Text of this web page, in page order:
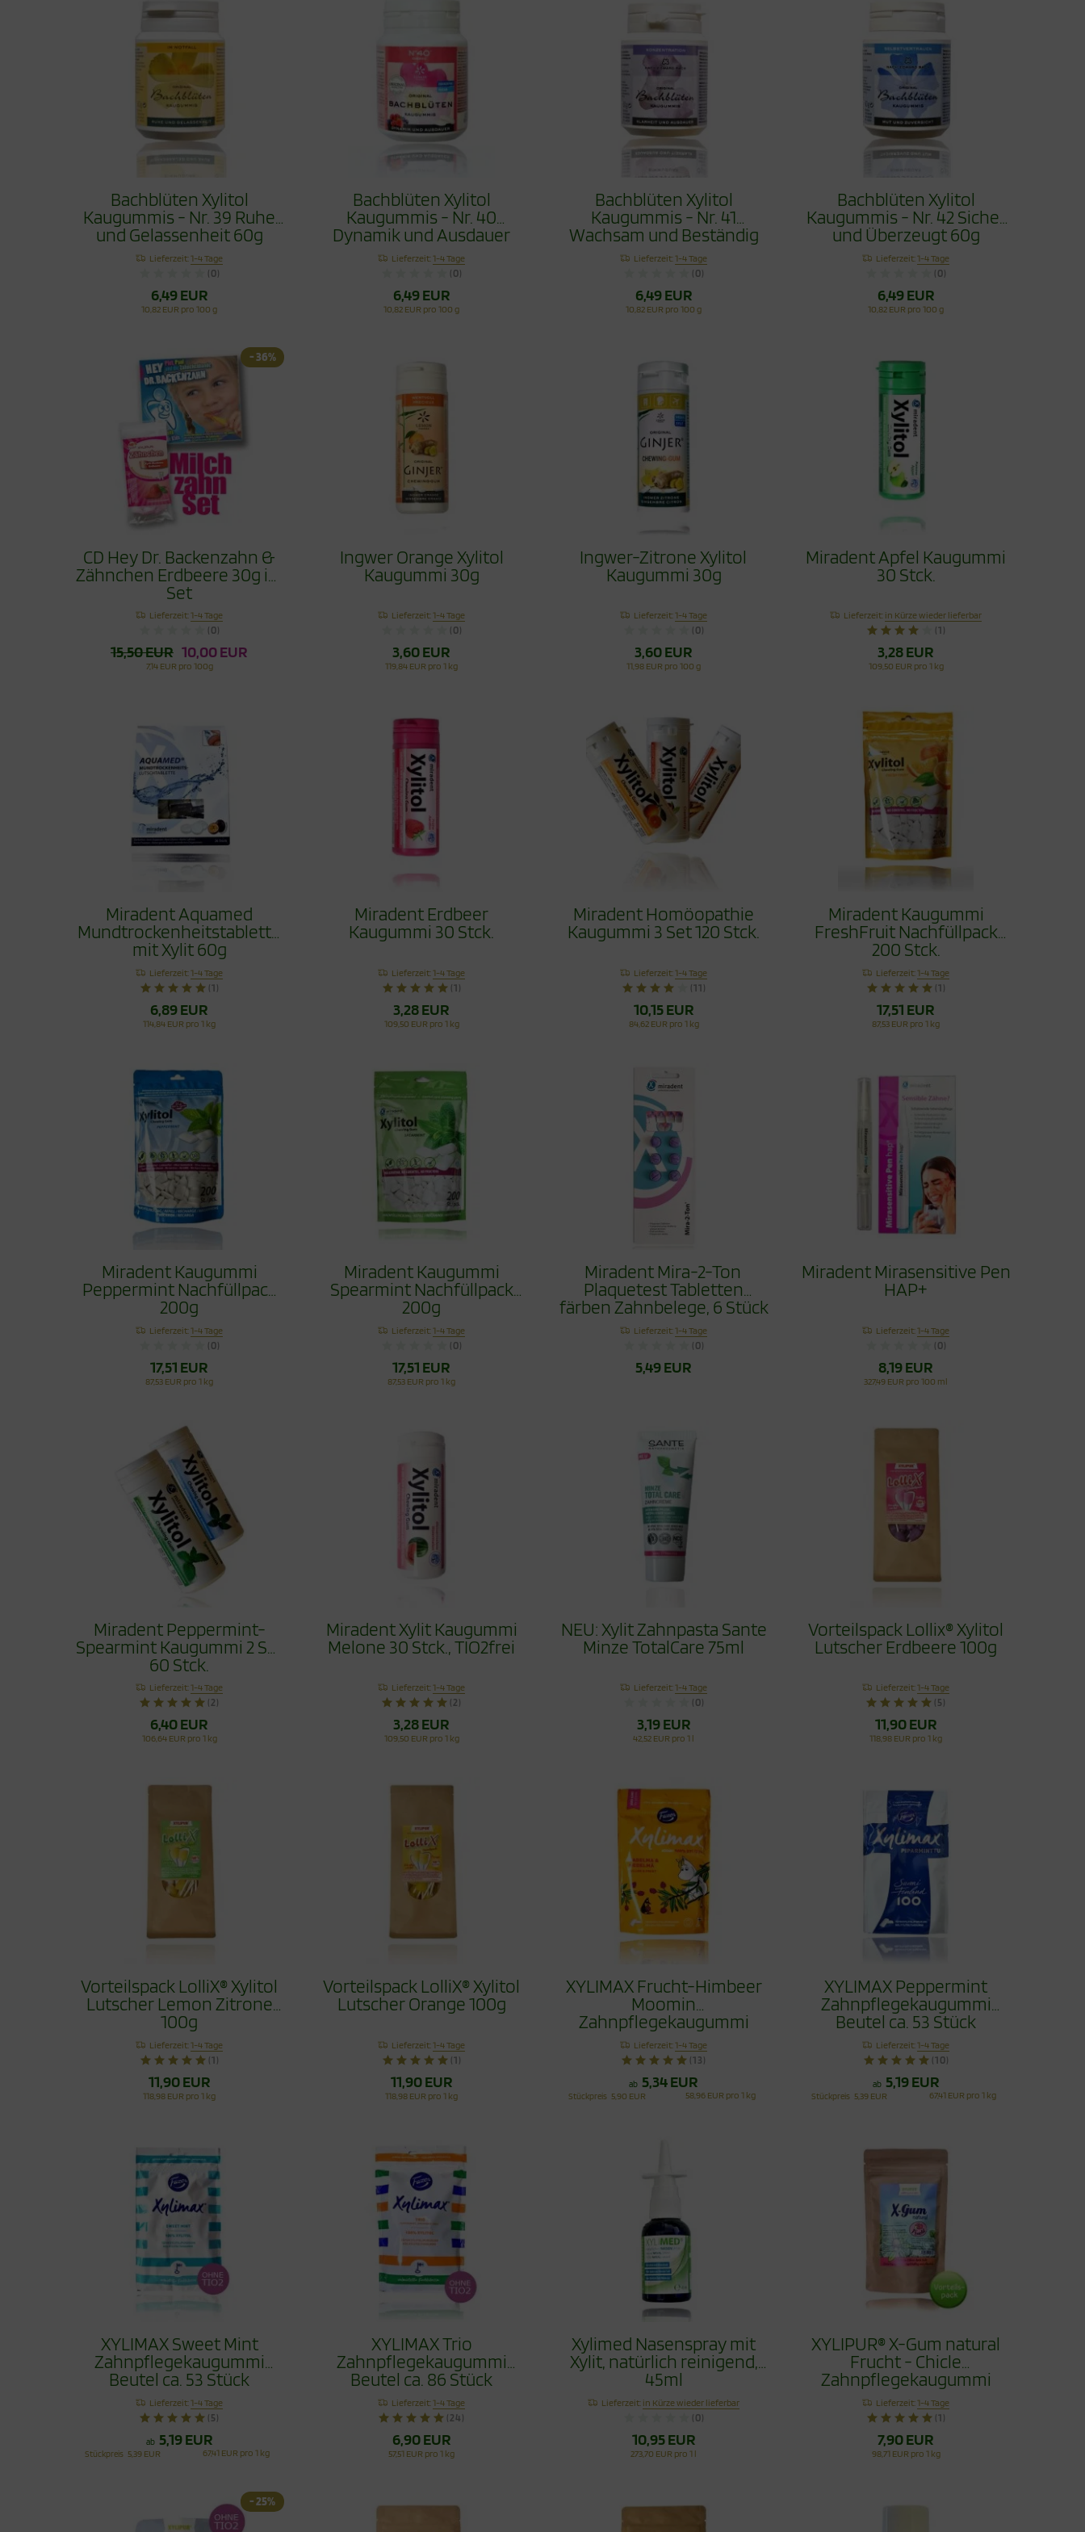
Bachblüten Xylitol
Kaugummis - Nr. 39 Ruhe
und Gelassenheit 60g
Lieferzeit:1-4 Tage
(0)
6,49 EUR
10,82 EUR pro 100 g
Bachblüten Xylitol
Kaugummis - Nr. 40
Dynamik und Ausdauer
60g
Lieferzeit:1-4 Tage
(0)
6,49 EUR
10,82 EUR pro 100 g
Bachblüten Xylitol
Kaugummis - Nr. 41
Wachsam und Beständig
60g
Lieferzeit:1-4 Tage
(0)
6,49 EUR
10,82 EUR pro 100 g
Bachblüten Xylitol
Kaugummis - Nr. 42 Sicher
und Überzeugt 60g
Lieferzeit:1-4 Tage
(0)
6,49 EUR
10,82 EUR pro 100 g
CD Hey Dr. Backenzahn &
Zähnchen Erdbeere 30g im
Set
Lieferzeit:1-4 Tage
(0)
15,50 EUR 10,00 EUR
- 36%
7,14 EUR pro 100g
Ingwer Orange Xylitol
Kaugummi 30g
Lieferzeit:1-4 Tage
(0)
3,60 EUR
119,84 EUR pro 1 kg
Ingwer-Zitrone Xylitol
Kaugummi 30g
Lieferzeit:1-4 Tage
(0)
3,60 EUR
11,98 EUR pro 100 g
Miradent Apfel Kaugummi
30 Stck.
Lieferzeit: in Kürze wieder lieferbar
(1)
3,28 EUR
109,50 EUR pro 1 kg
Miradent Aquamed
Mundtrockenheitstablette
mit Xylit 60g
Lieferzeit:1-4 Tage
(1)
6,89 EUR
114,84 EUR pro 1 kg
Miradent Erdbeer
Kaugummi 30 Stck.
Lieferzeit:1-4 Tage
(1)
3,28 EUR
109,50 EUR pro 1 kg
Miradent Homöopathie
Kaugummi 3 Set 120 Stck.
Lieferzeit:1-4 Tage
(11)
10,15 EUR
84,62 EUR pro 1 kg
Miradent Kaugummi
FreshFruit Nachfüllpack
200 Stck.
Lieferzeit:1-4 Tage
(1)
17,51 EUR
87,53 EUR pro 1 kg
Miradent Kaugummi
Peppermint Nachfüllpack
200g
Lieferzeit:1-4 Tage
(0)
17,51 EUR
87,53 EUR pro 1 kg
Miradent Kaugummi
Spearmint Nachfüllpack
200g
Lieferzeit:1-4 Tage
(0)
17,51 EUR
87,53 EUR pro 1 kg
Miradent Mira-2-Ton
Plaquetest Tabletten
färben Zahnbelege, 6 Stück
Lieferzeit:1-4 Tage
(0)
5,49 EUR
Miradent Mirasensitive Pen
HAP+
Lieferzeit:1-4 Tage
(0)
8,19 EUR
327,49 EUR pro 100 ml
Miradent Peppermint-
Spearmint Kaugummi 2 Set
60 Stck.
Lieferzeit:1-4 Tage
(2)
6,40 EUR
106,64 EUR pro 1 kg
Miradent Xylit Kaugummi
Melone 30 Stck., TIO2frei
Lieferzeit:1-4 Tage
(2)
3,28 EUR
109,50 EUR pro 1 kg
NEU: Xylit Zahnpasta Sante
Minze TotalCare 75ml
Lieferzeit:1-4 Tage
(0)
3,19 EUR
42,52 EUR pro 1 l
Vorteilspack Lollix® Xylitol
Lutscher Erdbeere 100g
Lieferzeit:1-4 Tage
(5)
11,90 EUR
118,98 EUR pro 1 kg
Vorteilspack LolliX® Xylitol
Lutscher Lemon Zitrone
100g
Lieferzeit:1-4 Tage
(1)
11,90 EUR
118,98 EUR pro 1 kg
Vorteilspack LolliX® Xylitol
Lutscher Orange 100g
Lieferzeit:1-4 Tage
(1)
11,90 EUR
118,98 EUR pro 1 kg
XYLIMAX Frucht-Himbeer
Moomin
Zahnpflegekaugummi
100g
Lieferzeit:1-4 Tage
(13)
ab 5,34 EUR
Stückpreis 5,90 EUR 58,96 EUR pro 1 kg
XYLIMAX Peppermint
Zahnpflegekaugummi
Beutel ca. 53 Stück
Lieferzeit:1-4 Tage
(10)
ab 5,19 EUR
Stückpreis 5,39 EUR 67,41 EUR pro 1 kg
XYLIMAX Sweet Mint
Zahnpflegekaugummi
Beutel ca. 53 Stück
Lieferzeit:1-4 Tage
(5)
ab 5,19 EUR
Stückpreis 5,39 EUR 67,41 EUR pro 1 kg
XYLIMAX Trio
Zahnpflegekaugummi
Beutel ca. 86 Stück
Lieferzeit:1-4 Tage
(24)
6,90 EUR
57,51 EUR pro 1 kg
Xylimed Nasenspray mit
Xylit, natürlich reinigend,
45ml
Lieferzeit: in Kürze wieder lieferbar
(0)
10,95 EUR
273,70 EUR pro 1 l
XYLIPUR® X-Gum natural
Frucht - Chicle
Zahnpflegekaugummi
Vorteilspack 80g
Lieferzeit:1-4 Tage
(1)
7,90 EUR
98,71 EUR pro 1 kg
- 25%